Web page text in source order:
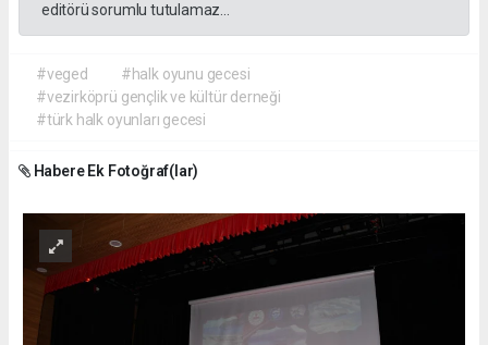
editörü sorumlu tutulamaz...
#veged
#halk oyunu gecesi
#vezirköprü gençlik ve kültür derneği
#türk halk oyunları gecesi
Habere Ek Fotoğraf(lar)